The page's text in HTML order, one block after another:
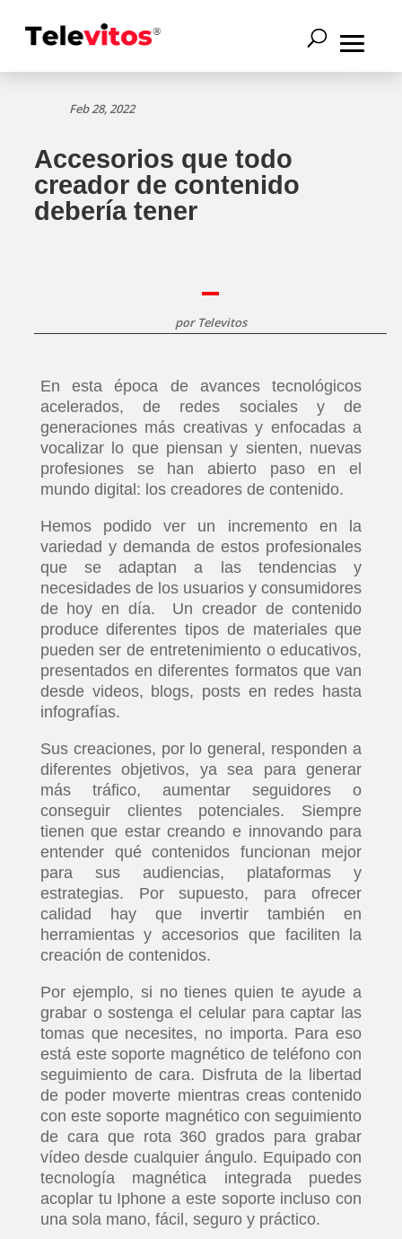
Feb 28, 2022
Accesorios que todo
creador de contenido
debería tener
por Televitos
En esta época de avances tecnológicos
acelerados, de redes sociales y de
generaciones más creativas y enfocadas a
vocalizar lo que piensan y sienten, nuevas
profesiones se han abierto paso en el
mundo digital: los creadores de contenido.
Hemos podido ver un incremento en la
variedad y demanda de estos profesionales
que se adaptan a las tendencias y
necesidades de los usuarios y consumidores
de hoy en día. Un creador de contenido
produce diferentes tipos de materiales que
pueden ser de entretenimiento o educativos,
presentados en diferentes formatos que van
desde videos, blogs, posts en redes hasta
infografías.
Sus creaciones, por lo general, responden a
diferentes objetivos, ya sea para generar
más tráfico, aumentar seguidores o
conseguir clientes potenciales. Siempre
tienen que estar creando e innovando para
entender qué contenidos funcionan mejor
para sus audiencias, plataformas y
estrategias. Por supuesto, para ofrecer
calidad hay que invertir también en
herramientas y accesorios que faciliten la
creación de contenidos.
Por ejemplo, si no tienes quien te ayude a
grabar o sostenga el celular para captar las
tomas que necesites, no importa. Para eso
está este soporte magnético de teléfono con
seguimiento de cara. Disfruta de la libertad
de poder moverte mientras creas contenido
con este soporte magnético con seguimiento
de cara que rota 360 grados para grabar
vídeo desde cualquier ángulo. Equipado con
tecnología magnética integrada puedes
acoplar tu Iphone a este soporte incluso con
una sola mano, fácil, seguro y práctico.